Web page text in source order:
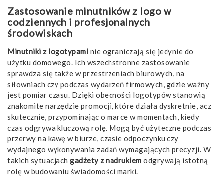
Zastosowanie minutników z logo w
codziennych i profesjonalnych
środowiskach
Minutniki z logotypami nie ograniczają się jedynie do
użytku domowego. Ich wszechstronne zastosowanie
sprawdza się także w przestrzeniach biurowych, na
siłowniach czy podczas wydarzeń firmowych, gdzie ważny
jest pomiar czasu. Dzięki obecności logotypów stanowią
znakomite narzędzie promocji, które działa dyskretnie, acz
skutecznie, przypominając o marce w momentach, kiedy
czas odgrywa kluczową rolę. Mogą być użyteczne podczas
przerwy na kawę w biurze, czasie odpoczynku czy
wydajnego wykonywania zadań wymagających precyzji. W
takich sytuacjach gadżety z nadrukiem odgrywają istotną
rolę w budowaniu świadomości marki.